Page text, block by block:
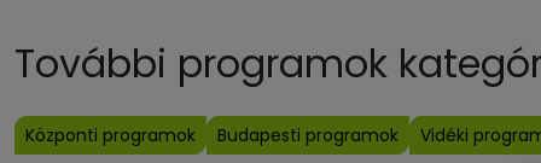
További programok
Központi programok Budapesti programok Vidéki